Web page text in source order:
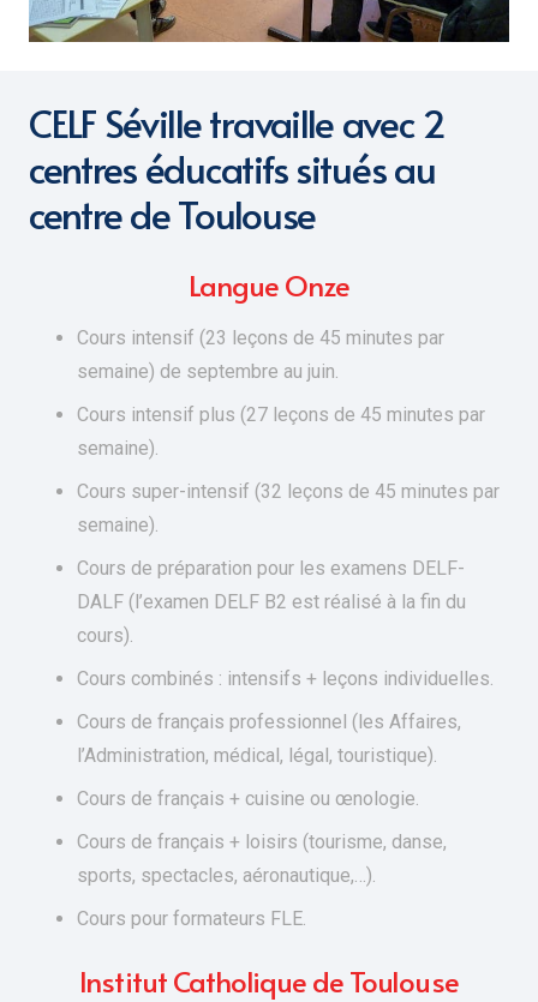
CELF Séville travaille avec 2
centres éducatifs situés au
centre de Toulouse
Langue Onze
Cours intensif (23 leçons de 45 minutes par
semaine) de septembre au juin.
Cours intensif plus (27 leçons de 45 minutes par
semaine).
Cours super-intensif (32 leçons de 45 minutes par
semaine).
Cours de préparation pour les examens DELF-
DALF (l’examen DELF B2 est réalisé à la fin du
cours).
Cours combinés : intensifs + leçons individuelles.
Cours de français professionnel (les Affaires,
l’Administration, médical, légal, touristique).
Cours de français + cuisine ou œnologie.
Cours de français + loisirs (tourisme, danse,
sports, spectacles, aéronautique,…).
Cours pour formateurs FLE.
Institut Catholique de Toulouse